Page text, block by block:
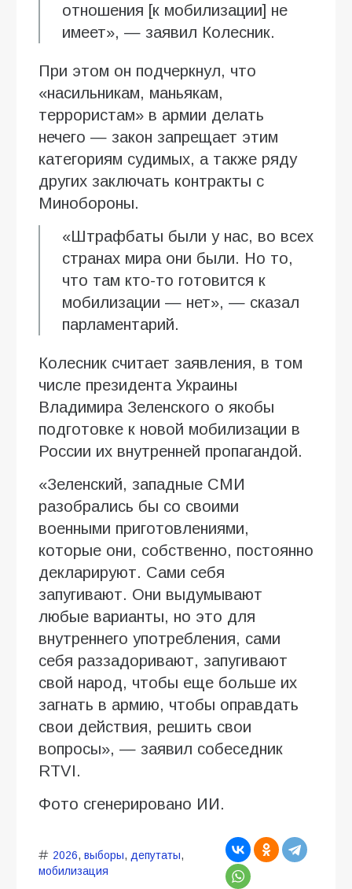
отношения [к мобилизации] не
имеет», — заявил Колесник.
При этом он подчеркнул, что
«насильникам, маньякам,
террористам» в армии делать
нечего — закон запрещает этим
категориям судимых, а также ряду
других заключать контракты с
Минобороны.
«Штрафбаты были у нас, во всех
странах мира они были. Но то,
что там кто-то готовится к
мобилизации — нет», — сказал
парламентарий.
Колесник считает заявления, в том
числе президента Украины
Владимира Зеленского о якобы
подготовке к новой мобилизации в
России их внутренней пропагандой.
«Зеленский, западные СМИ
разобрались бы со своими
военными приготовлениями,
которые они, собственно, постоянно
декларируют. Сами себя
запугивают. Они выдумывают
любые варианты, но это для
внутреннего употребления, сами
себя раззадоривают, запугивают
свой народ, чтобы еще больше их
загнать в армию, чтобы оправдать
свои действия, решить свои
вопросы», — заявил собеседник
RTVI.
Фото сгенерировано ИИ.
2026, выборы, депутаты,
мобилизация